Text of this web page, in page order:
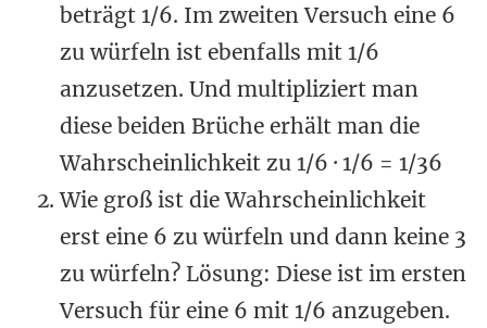
beträgt 1/6. Im zweiten Versuch eine 6
zu würfeln ist ebenfalls mit 1/6
anzusetzen. Und multipliziert man
diese beiden Brüche erhält man die
Wahrscheinlichkeit zu 1/6 · 1/6 = 1/36
Wie groß ist die Wahrscheinlichkeit
erst eine 6 zu würfeln und dann keine 3
zu würfeln? Lösung: Diese ist im ersten
Versuch für eine 6 mit 1/6 anzugeben.